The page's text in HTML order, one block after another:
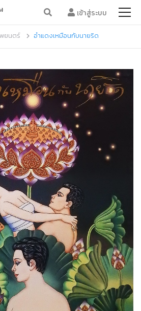
เข้าสู่ระบบ
ยนตร์ อำแดงเหมือนกับนายริด